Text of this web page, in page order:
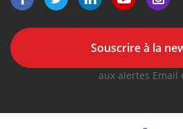
Souscrire à la
aux alertes Email